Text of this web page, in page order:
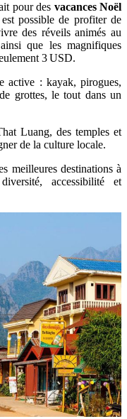
pour des vacances Noël
possible de profiter de
des réveils animés au
que les magnifiques
3 USD.
active : kayak, pirogues,
grottes, le tout dans un
Luang, des temples et
de la culture locale.
meilleures destinations à
accessibilité et